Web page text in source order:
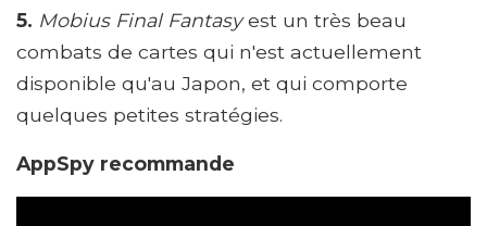
5. Mobius Final Fantasyest un très beau
combats de cartes qui n'est actuellement
disponible qu'au Japon, et qui comporte
quelques petites stratégies.
AppSpy recommande